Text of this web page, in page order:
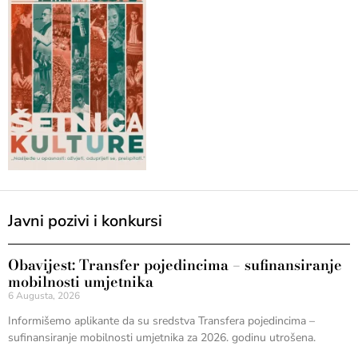
Javni pozivi i konkursi
Obavijest: Transfer pojedincima – sufinansiranje
mobilnosti umjetnika
6 Augusta, 2026
Informišemo aplikante da su sredstva Transfera pojedincima –
sufinansiranje mobilnosti umjetnika za 2026. godinu utrošena.